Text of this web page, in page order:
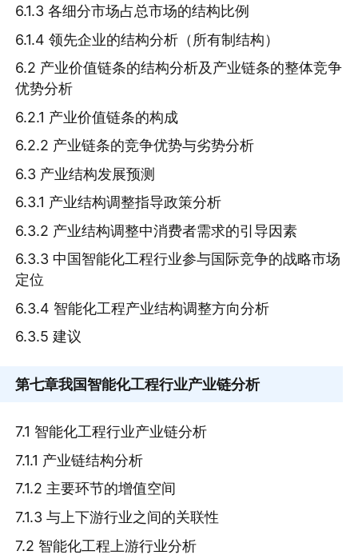
6.1.3 各细分市场占总市场的结构比例
6.1.4 领先企业的结构分析（所有制结构）
6.2 产业价值链条的结构分析及产业链条的整体竞争
优势分析
6.2.1 产业价值链条的构成
6.2.2 产业链条的竞争优势与劣势分析
6.3 产业结构发展预测
6.3.1 产业结构调整指导政策分析
6.3.2 产业结构调整中消费者需求的引导因素
6.3.3 中国智能化工程行业参与国际竞争的战略市场
定位
6.3.4 智能化工程产业结构调整方向分析
6.3.5 建议
第七章我国智能化工程行业产业链分析
7.1 智能化工程行业产业链分析
7.1.1 产业链结构分析
7.1.2 主要环节的增值空间
7.1.3 与上下游行业之间的关联性
7.2 智能化工程上游行业分析